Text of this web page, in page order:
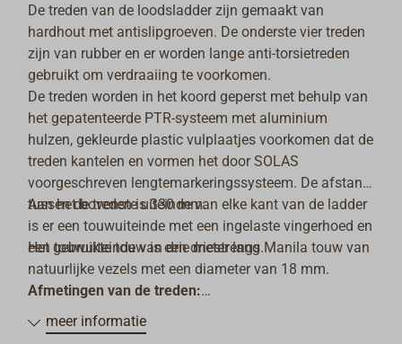
De treden van de loodsladder zijn gemaakt van
hardhout met antislipgroeven. De onderste vier treden
zijn van rubber en er worden lange anti-torsietreden
gebruikt om verdraaiing te voorkomen.
De treden worden in het koord geperst met behulp van
het gepatenteerde PTR-systeem met aluminium
hulzen, gekleurde plastic vulplaatjes voorkomen dat de
treden kantelen en vormen het door SOLAS
voorgeschreven lengtemarkeringssysteem. De afstand
tussen de treden is 330 mm.
Het gebruikte touw is een driestrengs Manila touw van
natuurlijke vezels met een diameter van 18 mm.
Aan het bovenste uiteinde van elke kant van de ladder
is er een touwuiteinde met een ingelaste vingerhoed en
een touwuiteinde van drie meter lang.
Afmetingen van de treden:
Houten trede kort: 525 x 120 x 28 mm
Afbuigende trede: 1800 x 120 x 28 mm
meer informatie